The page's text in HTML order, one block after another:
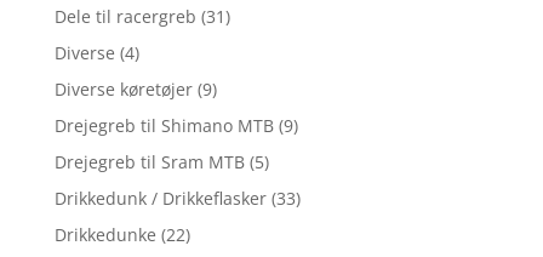
Dele til racergreb (31)
Diverse (4)
Diverse køretøjer (9)
Drejegreb til Shimano MTB (9)
Drejegreb til Sram MTB (5)
Drikkedunk / Drikkeflasker (33)
Drikkedunke (22)